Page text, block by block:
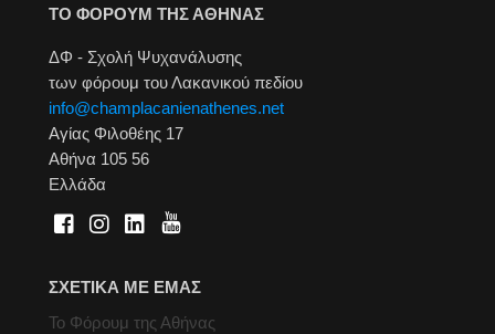
ΤΟ ΦΟΡΟΥΜ ΤΗΣ ΑΘΗΝΑΣ
ΔΦ - Σχολή Ψυχανάλυσης
των φόρουμ του Λακανικού πεδίου
info@champlacanienathenes.net
Αγίας Φιλοθέης 17
Αθήνα 105 56
Ελλάδα
ΣΧΕΤΙΚΑ ΜΕ ΕΜΑΣ
Το Φόρουμ της Αθήνας